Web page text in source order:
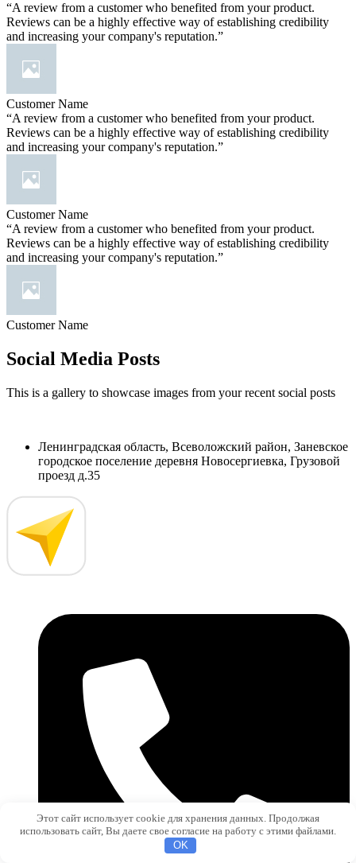
“A review from a customer who benefited from your product.
Reviews can be a highly effective way of establishing credibility
and increasing your company's reputation.”
Customer Name
“A review from a customer who benefited from your product.
Reviews can be a highly effective way of establishing credibility
and increasing your company's reputation.”
Customer Name
“A review from a customer who benefited from your product.
Reviews can be a highly effective way of establishing credibility
and increasing your company's reputation.”
Customer Name
Social Media Posts
This is a gallery to showcase images from your recent social posts
Ленинградская область, Всеволожский район, Заневское
городское поселение деревня Новосергиевка, Грузовой
проезд д.35
Этот сайт использует cookie для хранения данных. Продолжая
использовать сайт, Вы даете свое согласие на работу с этими файлами.
OK